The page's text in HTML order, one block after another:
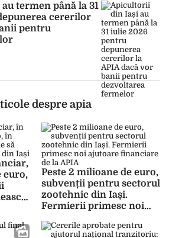
termen până la 31
cererilor
pentru
despre apia
euro,
Peste 2 milioane de euro,
subvenții pentru sectorul
zootehnic din Iași.
Fermierii primesc noi
APIA